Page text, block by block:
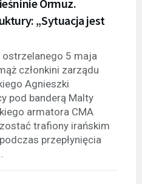
Ormuz.
„Sytuacja jest
5 maja
członkini zarządu
Agnieszki
pod banderą Malty
armatora CMA
trafiony irańskim
przepłynięcia